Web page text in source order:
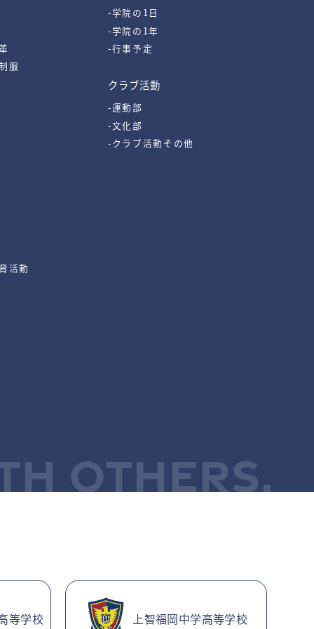
服
活動
-学院の1日
-学院の1年
-行事予定
クラブ活動
-運動部
-文化部
-クラブ活動その他
OTHERS.
等学校 上智福岡中学高等学校